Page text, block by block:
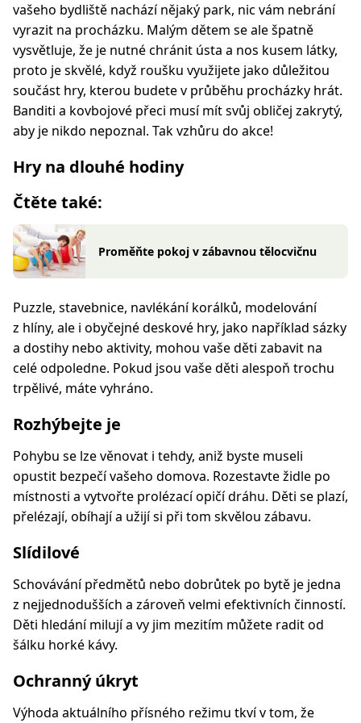
vašeho bydliště nachází nějaký park, nic vám nebrání
vyrazit na procházku. Malým dětem se ale špatně
vysvětluje, že je nutné chránit ústa a nos kusem látky,
proto je skvělé, když roušku využijete jako důležitou
součást hry, kterou budete v průběhu procházky hrát.
Banditi a kovbojové přeci musí mít svůj obličej zakrytý,
aby je nikdo nepoznal. Tak vzhůru do akce!
Hry na dlouhé hodiny
Čtěte také:
Proměňte pokoj v zábavnou tělocvičnu
Puzzle, stavebnice, navlékání korálků, modelování
z hlíny, ale i obyčejné deskové hry, jako například sázky
a dostihy nebo aktivity, mohou vaše děti zabavit na
celé odpoledne. Pokud jsou vaše děti alespoň trochu
trpělivé, máte vyhráno.
Rozhýbejte je
Pohybu se lze věnovat i tehdy, aniž byste museli
opustit bezpečí vašeho domova. Rozestavte židle po
místnosti a vytvořte prolézací opičí dráhu. Děti se plazí,
přelézají, obíhají a užijí si při tom skvělou zábavu.
Slídilové
Schovávání předmětů nebo dobrůtek po bytě je jedna
z nejjednodušších a zároveň velmi efektivních činností.
Děti hledání milují a vy jim mezitím můžete radit od
šálku horké kávy.
Ochranný úkryt
Výhoda aktuálního přísného režimu tkví v tom, že